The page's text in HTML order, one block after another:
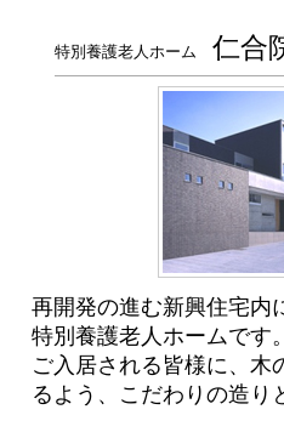
特別養護老人ホーム 仁合
再開発の進む新興住宅内
特別養護老人ホームです。
ご入居される皆様に、木
るよう、こだわりの造り